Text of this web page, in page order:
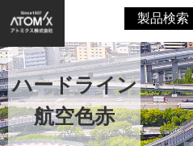
製品検索
ハードライン
航空色赤